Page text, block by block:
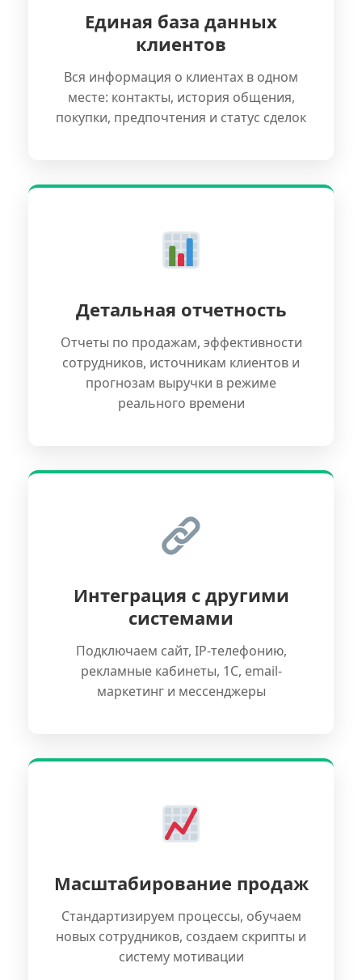
Единая база данных
клиентов
Вся информация о клиентах в одном
месте: контакты, история общения,
покупки, предпочтения и статус сделок
Детальная отчетность
Отчеты по продажам, эффективности
сотрудников, источникам клиентов и
прогнозам выручки в режиме
реального времени
Интеграция с другими
системами
Подключаем сайт, IP-телефонию,
рекламные кабинеты, 1С, email-
маркетинг и мессенджеры
Масштабирование продаж
Стандартизируем процессы, обучаем
новых сотрудников, создаем скрипты и
систему мотивации